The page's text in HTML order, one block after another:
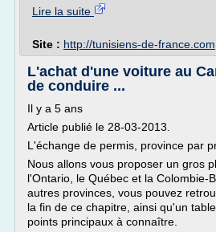
Lire la suite
Site : http://tunisiens-de-france.com
L'achat d'une voiture au
de conduire ...
Il y a 5 ans
Article publié le 28-03-2013.
L'échange de permis, province par
Nous allons vous proposer un gros
l'Ontario, le Québec et la Colombie-
autres provinces, vous pouvez
la fin de ce chapitre, ainsi qu'un
points principaux à connaître.